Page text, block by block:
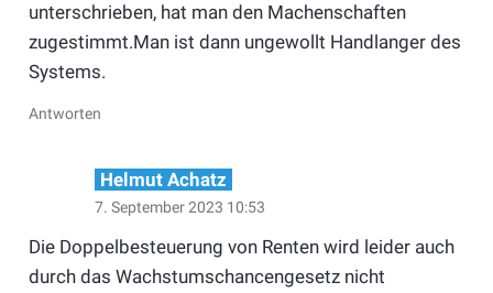
unterschrieben, hat man den Machenschaften
zugestimmt.Man ist dann ungewollt Handlanger des
Systems.
Antworten
Helmut Achatz
7. September 2023 10:53
Die Doppelbesteuerung von Renten wird leider auch
durch das Wachstumschancengesetz nicht